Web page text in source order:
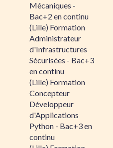
Mécaniques -
Bac+2 en continu
(Lille) Formation
Administrateur
d'Infrastructures
Sécurisées - Bac+3
en continu
(Lille) Formation
Concepteur
Développeur
d'Applications
Python - Bac+3 en
continu